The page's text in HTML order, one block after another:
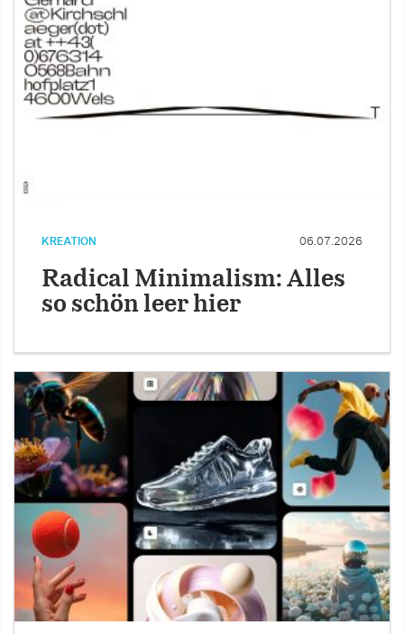
KREATION 06.07.2026
Radical Minimalism: Alles
so schön leer hier